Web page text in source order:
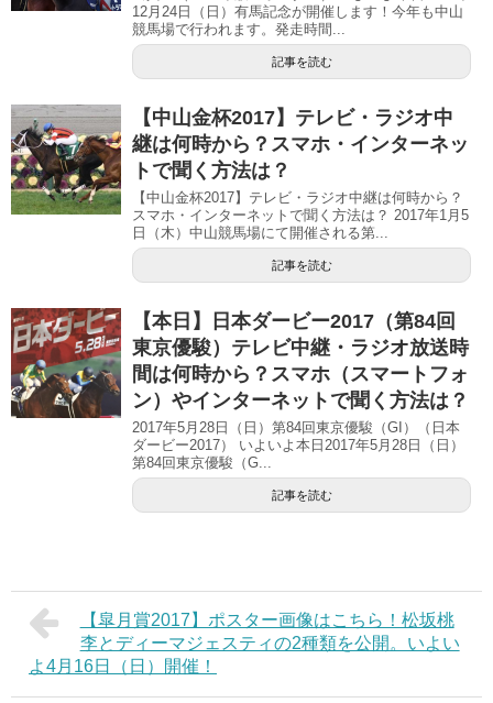
12月24日（日）有馬記念が開催します！今年も中山
競馬場で行われます。発走時間...
記事を読む
【中山金杯2017】テレビ・ラジオ中
継は何時から？スマホ・インターネッ
トで聞く方法は？
【中山金杯2017】テレビ・ラジオ中継は何時から？
スマホ・インターネットで聞く方法は？ 2017年1月5
日（木）中山競馬場にて開催される第...
記事を読む
【本日】日本ダービー2017（第84回
東京優駿）テレビ中継・ラジオ放送時
間は何時から？スマホ（スマートフォ
ン）やインターネットで聞く方法は？
2017年5月28日（日）第84回東京優駿（GI）（日本
ダービー2017） いよいよ本日2017年5月28日（日）
第84回東京優駿（G...
記事を読む
【皐月賞2017】ポスター画像はこちら！松坂桃
李とディーマジェスティの2種類を公開。いよい
よ4月16日（日）開催！